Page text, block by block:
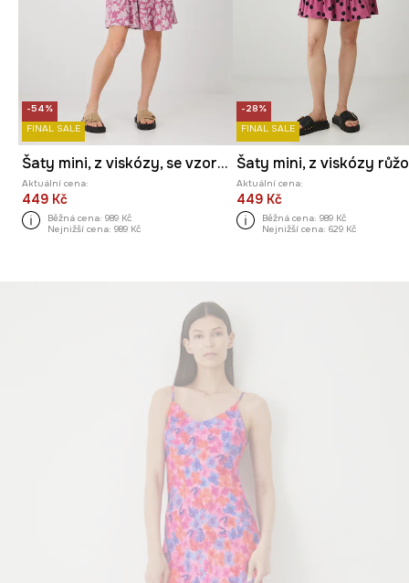
-54%
FINAL SALE
Šaty mini, z viskózy, se vzorem růžová barva
Aktuální cena:
449 Kč
Běžná cena: 989 Kč
Nejnižší cena: 989 Kč
-28%
FINAL SALE
Aktuální cena:
449 Kč
Běžná cena: 989 Kč
Nejnižší cena: 629 Kč